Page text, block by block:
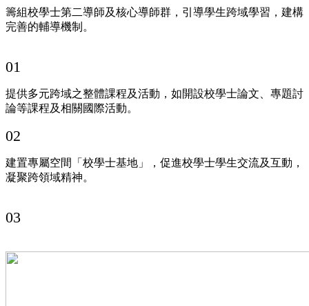
籌組校學士第二導師及核心導師群，引導學生跨域學習，建構
完善的輔導機制。
01
提供多元跨域之整體課程及活動，如開設校學士論文、專題討
論等課程及相關國際活動。
02
建置專屬空間「校學士基地」，促進校學士學生交流及互動，
凝聚跨領域精神。
03